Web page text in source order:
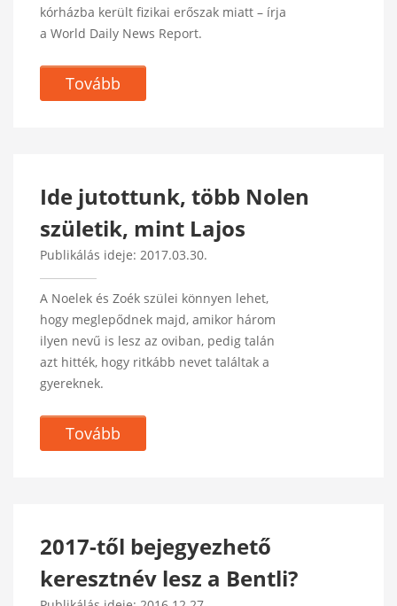
kórházba került fizikai erőszak miatt – írja
a World Daily News Report.
Tovább
Ide jutottunk, több Nolen
születik, mint Lajos
Publikálás ideje: 2017.03.30.
A Noelek és Zoék szülei könnyen lehet,
hogy meglepődnek majd, amikor három
ilyen nevű is lesz az oviban, pedig talán
azt hitték, hogy ritkább nevet találtak a
gyereknek.
Tovább
2017-től bejegyezhető
keresztnév lesz a Bentli?